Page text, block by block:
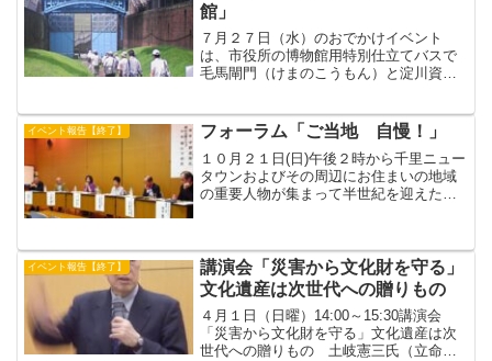
館」
７月２７日（水）のおでかけイベント
は、市役所の博物館用特別仕立てバスで
毛馬閘門（けまのこうもん）と淀川資料
すのでご覧ください。（カンチョー、写
真MK）
イベント報告【終了】 フォーラム「ご当地 自慢！」
１０月２１日(日)午後２時から千里ニュー
タウンおよびその周辺にお住まいの地域
の重要人物が集まって半世紀を迎えた千
少年対策委員会委員長 ...
イベント報告【終了】
講演会「災害から文化財を守る」
文化遺産は次世代への贈りもの
４月１日（日曜）14:00～15:30講演会
「災害から文化財を守る」文化遺産は次
世代への贈りもの 土岐憲三氏（立命館